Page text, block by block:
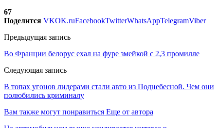
67
Поделится VKOK.ruFacebookTwitterWhatsAppTelegramViber
Предыдущая запись
Во Франции белорус ехал на фуре змейкой с 2,3 промилле
Следующая запись
В топах угонов лидерами стали авто из Поднебесной. Чем они
полюбились криминалу
Вам также могут понравиться Еще от автора